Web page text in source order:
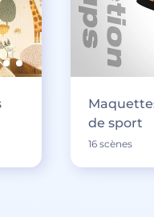
de sport
16 scènes